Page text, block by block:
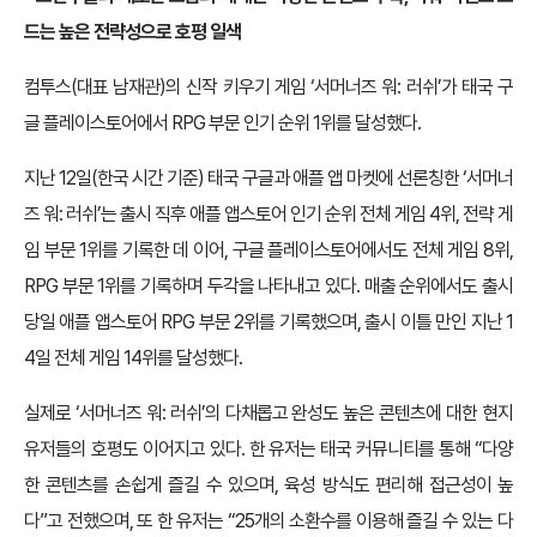
드는 높은 전략성으로 호평 일색
컴투스(대표 남재관)의 신작 키우기 게임 ‘서머너즈 워: 러쉬’가 태국 구
글 플레이스토어에서 RPG 부문 인기 순위 1위를 달성했다.
지난 12일(한국 시간 기준) 태국 구글과 애플 앱 마켓에 선론칭한 ‘서머너
즈 워: 러쉬’는 출시 직후 애플 앱스토어 인기 순위 전체 게임 4위, 전략 게
임 부문 1위를 기록한 데 이어, 구글 플레이스토어에서도 전체 게임 8위,
RPG 부문 1위를 기록하며 두각을 나타내고 있다. 매출 순위에서도 출시
당일 애플 앱스토어 RPG 부문 2위를 기록했으며, 출시 이틀 만인 지난 1
4일 전체 게임 14위를 달성했다.
실제로 ‘서머너즈 워: 러쉬’의 다채롭고 완성도 높은 콘텐츠에 대한 현지
유저들의 호평도 이어지고 있다. 한 유저는 태국 커뮤니티를 통해 “다양
한 콘텐츠를 손쉽게 즐길 수 있으며, 육성 방식도 편리해 접근성이 높
다”고 전했으며, 또 한 유저는 “25개의 소환수를 이용해 즐길 수 있는 다